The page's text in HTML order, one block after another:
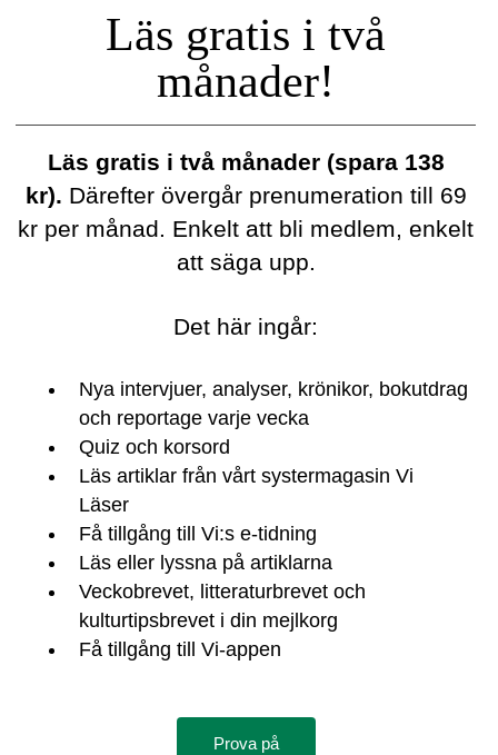
Läs gratis i två
månader!
Läs gratis i två månader (spara 138
kr). Därefter övergår prenumeration till 69
kr per månad. Enkelt att bli medlem, enkelt
att säga upp.
Det här ingår:
Nya intervjuer, analyser, krönikor, bokutdrag
och reportage varje vecka
Quiz och korsord
Läs artiklar från vårt systermagasin Vi
Läser
Få tillgång till Vi:s e-tidning
Läs eller lyssna på artiklarna
Veckobrevet, litteraturbrevet och
kulturtipsbrevet i din mejlkorg
Få tillgång till Vi-appen
Prova på